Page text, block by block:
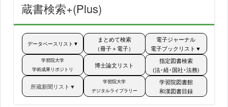
蔵書検索+(Plus)
データベースリスト▼
学習院大学
学術成果リポジトリ
所蔵新聞リスト▼
まとめて検索
（冊子＋電子）
博士論文リスト
学習院大学
デジタルライブラリー
電子ジャーナル
電子ブックリスト▼
指定図書検索
(法･経･国社･法務)
学習院図書館
和漢図書目録